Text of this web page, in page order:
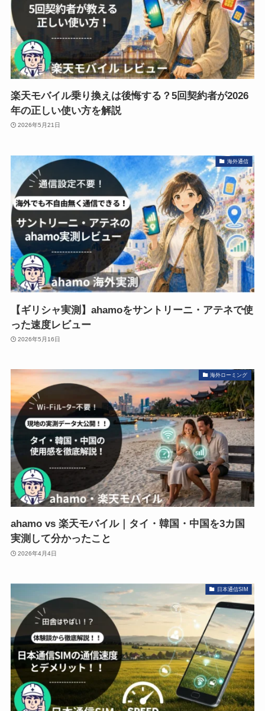
楽天モバイル乗り換えは後悔する？5回契約者が2026
年の正しい使い方を解説
2026年5月21日
海外通信
【ギリシャ実測】ahamoをサントリーニ・アテネで使
った速度レビュー
2026年5月16日
海外ローミング
ahamo vs 楽天モバイル｜タイ・韓国・中国を3カ国
実測して分かったこと
2026年4月4日
日本通信SIM